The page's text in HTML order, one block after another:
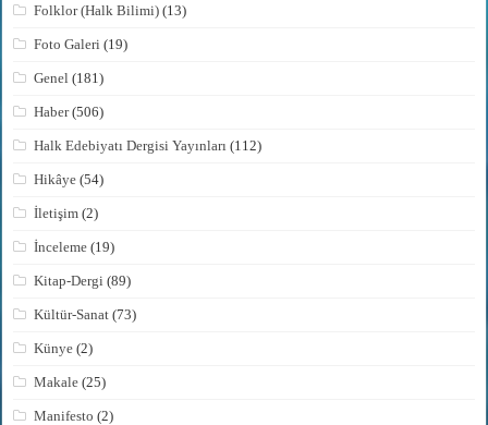
Folklor (Halk Bilimi) (13)
Foto Galeri (19)
Genel (181)
Haber(506)
Halk Edebiyatı Dergisi Yayınları (112)
Hikâye (54)
İletişim (2)
İnceleme (19)
Kitap-Dergi (89)
Kültür-Sanat (73)
Künye (2)
Makale (25)
Manifesto (2)